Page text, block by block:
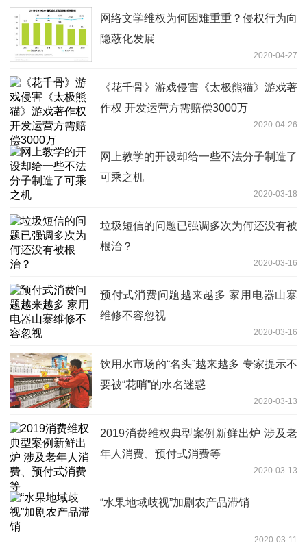
网络文学维权为何困难重重？侵权行为向
隐蔽化发展
2020-04-27
《花千骨》游戏侵害《太极熊猫》游戏著
作权 开发运营方需赔偿3000万
2020-04-26
网上教学的开设却给一些不法分子制造了
可乘之机
2020-03-18
垃圾短信的问题已强调多次为何还没有被
根治？
2020-03-16
预付式消费问题越来越多 家用电器山寨
维修不容忽视
2020-03-16
饮用水市场的“名头”越来越多 专家提示不
要被“花哨”的水名迷惑
2020-03-13
2019消费维权典型案例新鲜出炉 涉及老
年人消费、预付式消费等
2020-03-13
“水果地域歧视”加剧农产品滞销
2020-03-11